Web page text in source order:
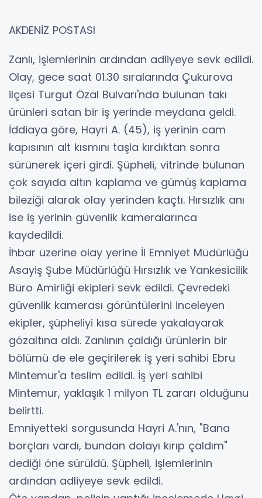
AKDENİZ POSTASI
Zanlı, işlemlerinin ardından adliyeye sevk edildi.
Olay, gece saat 01.30 sıralarında Çukurova
ilçesi Turgut Özal Bulvarı'nda bulunan takı
ürünleri satan bir iş yerinde meydana geldi.
İddiaya göre, Hayri A. (45), iş yerinin cam
kapısının alt kısmını taşla kırdıktan sonra
sürünerek içeri girdi. Şüpheli, vitrinde bulunan
çok sayıda altın kaplama ve gümüş kaplama
bileziği alarak olay yerinden kaçtı. Hırsızlık anı
ise iş yerinin güvenlik kameralarınca
kaydedildi.
İhbar üzerine olay yerine İl Emniyet Müdürlüğü
Asayiş Şube Müdürlüğü Hırsızlık ve Yankesicilik
Büro Amirliği ekipleri sevk edildi. Çevredeki
güvenlik kamerası görüntülerini inceleyen
ekipler, şüpheliyi kısa sürede yakalayarak
gözaltına aldı. Zanlının çaldığı ürünlerin bir
bölümü de ele geçirilerek iş yeri sahibi Ebru
Mintemur'a teslim edildi. İş yeri sahibi
Mintemur, yaklaşık 1 milyon TL zararı olduğunu
belirtti.
Emniyetteki sorgusunda Hayri A.'nın, "Bana
borçları vardı, bundan dolayı kırıp çaldım"
dediği öne sürüldü. Şüpheli, işlemlerinin
ardından adliyeye sevk edildi.